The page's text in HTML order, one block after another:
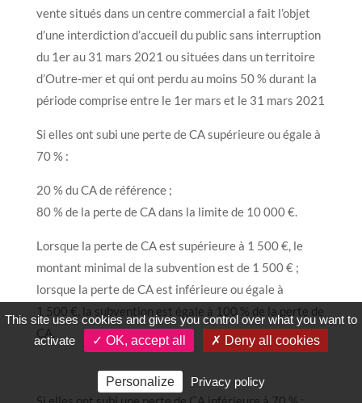
vente situés dans un centre commercial a fait l’objet
d’une interdiction d’accueil du public sans interruption
du 1er au 31 mars 2021 ou situées dans un territoire
d’Outre-mer et qui ont perdu au moins 50 % durant la
période comprise entre le 1er mars et le 31 mars 2021
Si elles ont subi une perte de CA supérieure ou égale à
70 % :
20 % du CA de référence ;
80 % de la perte de CA dans la limite de 10 000 €.
Lorsque la perte de CA est supérieure à 1 500 €, le
montant minimal de la subvention est de 1 500 € ;
lorsque la perte de CA est inférieure ou égale à
1 500 €, la subvention est égale à 100 % de la perte de
CA.
This site uses cookies and gives you control over what you want to
activate
✓ OK, accept all ✗ Deny all cookies
Personalize Privacy policy